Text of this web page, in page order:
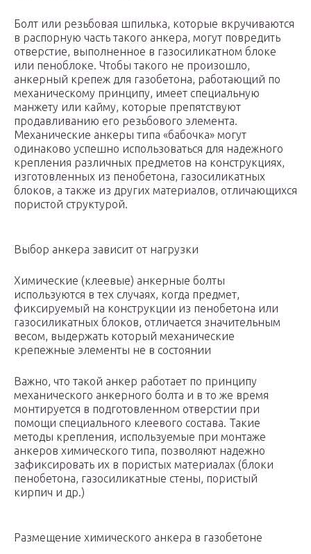
Болт или резьбовая шпилька, которые вкручиваются
в распорную часть такого анкера, могут повредить
отверстие, выполненное в газосиликатном блоке
или пеноблоке. Чтобы такого не произошло,
анкерный крепеж для газобетона, работающий по
механическому принципу, имеет специальную
манжету или кайму, которые препятствуют
продавливанию его резьбового элемента.
Механические анкеры типа «бабочка» могут
одинаково успешно использоваться для надежного
крепления различных предметов на конструкциях,
изготовленных из пенобетона, газосиликатных
блоков, а также из других материалов, отличающихся
пористой структурой.
Выбор анкера зависит от нагрузки
Химические (клеевые) анкерные болты
используются в тех случаях, когда предмет,
фиксируемый на конструкции из пенобетона или
газосиликатных блоков, отличается значительным
весом, выдержать который механические
крепежные элементы не в состоянии
Важно, что такой анкер работает по принципу
механического анкерного болта и в то же время
монтируется в подготовленном отверстии при
помощи специального клеевого состава. Такие
методы крепления, используемые при монтаже
анкеров химического типа, позволяют надежно
зафиксировать их в пористых материалах (блоки
пенобетона, газосиликатные стены, пористый
кирпич и др.)
Размещение химического анкера в газобетоне